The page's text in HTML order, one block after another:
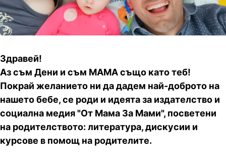
Здравей!
Аз съм Дени и съм МАМА също като теб!
Покрай желанието ни да дадем най-доброто на
нашето бебе, се роди и идеята за издателство и
социална медия "От Мама За Мами", посветени
на родителството: литература, дискусии и
курсове в помощ на родителите.